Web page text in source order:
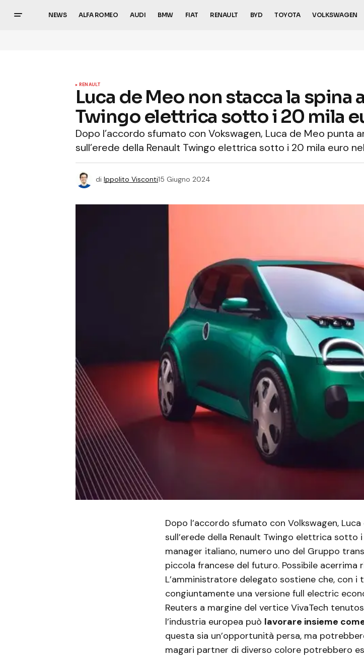
NEWS ALFA ROMEO AUDI BMW FIAT RENAULT BYD TOYOTA VOLKSWAGEN
RENAULT
Luca de Meo non stacca la spina
Twingo elettrica sotto i 20 mila
Dopo l’accordo sfumato con Vokswagen, Luca de Meo punta
sull’erede della Renault Twingo elettrica sotto i 20 mila euro
di Ippolito Visconti15 Giugno 2024
Dopo l’accordo sfumato con Volkswagen,
sull’erede della Renault Twingo elettrica sotto
manager italiano, numero uno del Gruppo
piccola francese del futuro. Possibile acerrima
L’amministratore delegato sostiene che, con i
congiuntamente una versione full electric
Reuters a margine del vertice VivaTech
l’industria europea può lavorare insieme
questa sia un’opportunità persa, ma
magari partner di diverso colore potrebbero